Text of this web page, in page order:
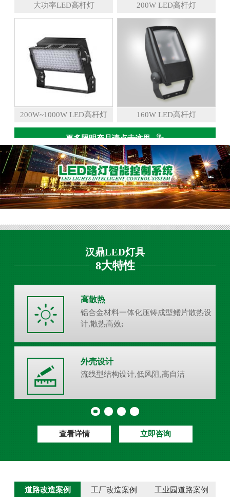
大功率LED高杆灯 200W LED高杆灯
200W~1000W LED高杆灯 160W LED高杆灯
更多照明产品请点击这里
汉鼎LED灯具
8大特性
高散热
铝合金材料一体化压铸成型鳍片散热设
计,散热高效;
外壳设计
流线型结构设计,低风阻,高自洁
查看详情 立即咨询
道路改造案例 工厂改造案例 工业园道路案例